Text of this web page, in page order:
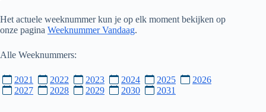
Het actuele weeknummer kun je op elk moment bekijken op
onze pagina Weeknummer Vandaag.
Alle Weeknummers:
2021 2022 2023 2024 2025
2026
2027
2028 2029 2030 2031